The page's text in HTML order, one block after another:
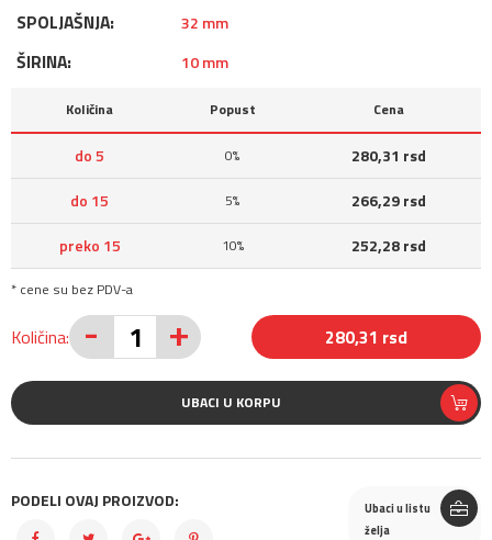
SPOLJAŠNJA: 32 mm
ŠIRINA: 10 mm
Količina Popust Cena
do 5 0%
280,31 rsd
do 15
5%
266,29 rsd
preko 15
10% 252,28 rsd
* cene su bez PDV-a
Količina: - + 280,31 rsd
UBACI U KORPU
PODELI OVAJ PROIZVOD:
Ubaci u listu
želja